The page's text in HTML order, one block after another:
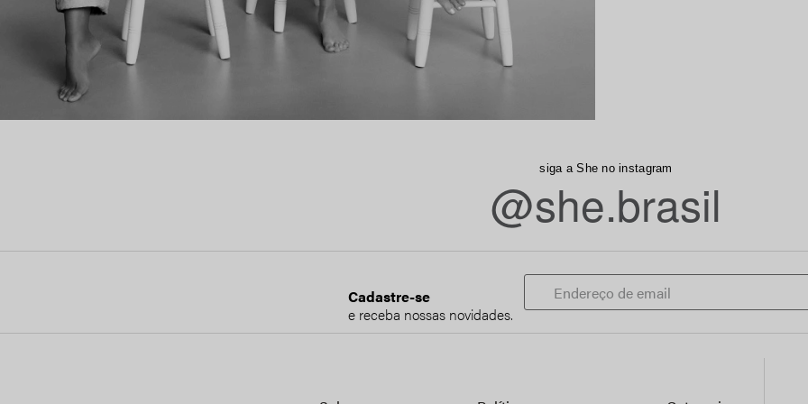
siga a She no instagram
@she.brasil
Cadastre-se
e receba nossas novidades.